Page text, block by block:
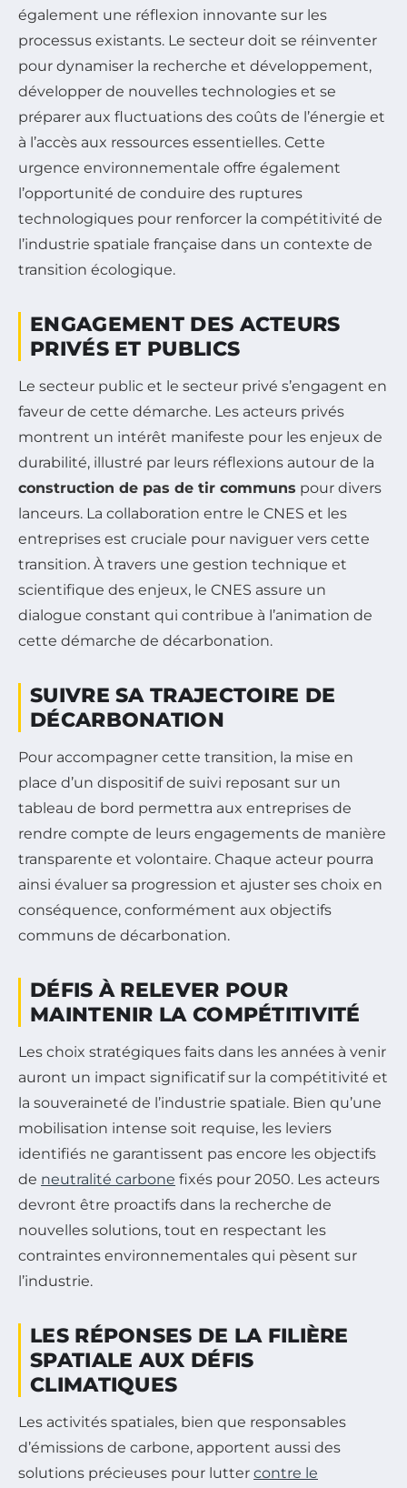
également une réflexion innovante sur les
processus existants. Le secteur doit se réinventer
pour dynamiser la recherche et développement,
développer de nouvelles technologies et se
préparer aux fluctuations des coûts de l’énergie et
à l’accès aux ressources essentielles. Cette
urgence environnementale offre également
l’opportunité de conduire des ruptures
technologiques pour renforcer la compétitivité de
l’industrie spatiale française dans un contexte de
transition écologique.
ENGAGEMENT DES ACTEURS
PRIVÉS ET PUBLICS
Le secteur public et le secteur privé s’engagent en
faveur de cette démarche. Les acteurs privés
montrent un intérêt manifeste pour les enjeux de
durabilité, illustré par leurs réflexions autour de la
construction de pas de tir communs pour divers
lanceurs. La collaboration entre le CNES et les
entreprises est cruciale pour naviguer vers cette
transition. À travers une gestion technique et
scientifique des enjeux, le CNES assure un
dialogue constant qui contribue à l’animation de
cette démarche de décarbonation.
SUIVRE SA TRAJECTOIRE DE
DÉCARBONATION
Pour accompagner cette transition, la mise en
place d’un dispositif de suivi reposant sur un
tableau de bord permettra aux entreprises de
rendre compte de leurs engagements de manière
transparente et volontaire. Chaque acteur pourra
ainsi évaluer sa progression et ajuster ses choix en
conséquence, conformément aux objectifs
communs de décarbonation.
DÉFIS À RELEVER POUR
MAINTENIR LA COMPÉTITIVITÉ
Les choix stratégiques faits dans les années à venir
auront un impact significatif sur la compétitivité et
la souveraineté de l’industrie spatiale. Bien qu’une
mobilisation intense soit requise, les leviers
identifiés ne garantissent pas encore les objectifs
de neutralité carbone fixés pour 2050. Les acteurs
devront être proactifs dans la recherche de
nouvelles solutions, tout en respectant les
contraintes environnementales qui pèsent sur
l’industrie.
LES RÉPONSES DE LA FILIÈRE
SPATIALE AUX DÉFIS
CLIMATIQUES
Les activités spatiales, bien que responsables
d’émissions de carbone, apportent aussi des
solutions précieuses pour lutter contre le